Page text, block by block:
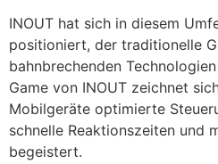
INOUT hat sich in diesem
positioniert, der traditionelle
bahnbrechenden
Game von INOUT zeichnet
Mobilgeräte optimierte
schnelle Reaktionszeiten und
begeistert.